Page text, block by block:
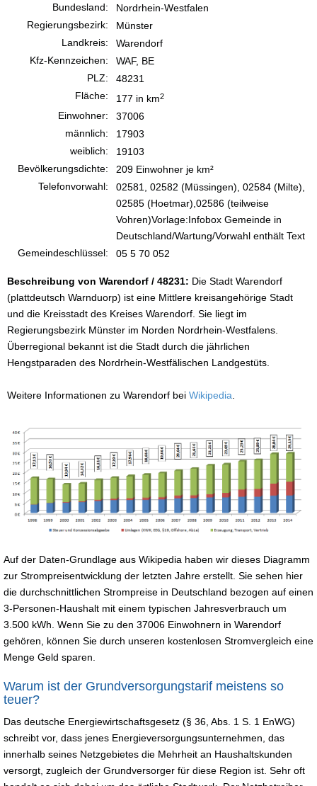
Bundesland:
Nordrhein-Westfalen
Regierungsbezirk:
Münster
Landkreis:
Warendorf
Kfz-Kennzeichen:
WAF, BE
PLZ:
48231
Fläche:
177 in km2
Einwohner:
37006
männlich:
17903
weiblich:
19103
Bevölkerungsdichte:
209 Einwohner je km²
Telefonvorwahl:
02581, 02582 (Müssingen), 02584 (Milte),
02585 (Hoetmar),02586 (teilweise
Vohren)Vorlage:Infobox Gemeinde in
Deutschland/Wartung/Vorwahl enthält Text
Gemeindeschlüssel:
05 5 70 052
Beschreibung von Warendorf / 48231: Die Stadt Warendorf
(plattdeutsch Warnduorp) ist eine Mittlere kreisangehörige Stadt
und die Kreisstadt des Kreises Warendorf. Sie liegt im
Regierungsbezirk Münster im Norden Nordrhein-Westfalens.
Überregional bekannt ist die Stadt durch die jährlichen
Hengstparaden des Nordrhein-Westfälischen Landgestüts.
Weitere Informationen zu Warendorf bei Wikipedia
Auf der Daten-Grundlage aus Wikipedia haben wir dieses Diagramm
zur Strompreisentwicklung der letzten Jahre erstellt. Sie sehen hier
die durchschnittlichen Strompreise in Deutschland bezogen auf einen
3-Personen-Haushalt mit einem typischen Jahresverbrauch um
3.500 kWh. Wenn Sie zu den 37006 Einwohnern in Warendorf
gehören, können Sie durch unseren kostenlosen Stromvergleich eine
Menge Geld sparen.
Warum ist der Grundversorgungstarif meistens so
teuer?
Das deutsche Energiewirtschaftsgesetz (§ 36, Abs. 1 S. 1 EnWG)
schreibt vor, dass jenes Energieversorgungsunternehmen, das
innerhalb seines Netzgebietes die Mehrheit an Haushaltskunden
versorgt, zugleich der Grundversorger für diese Region ist. Sehr oft